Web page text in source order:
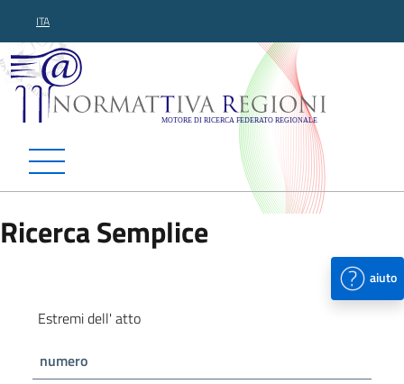
ITA
Normattiva Regioni -
Ricerca Semplice
aiuto
Estremi dell' atto
numero